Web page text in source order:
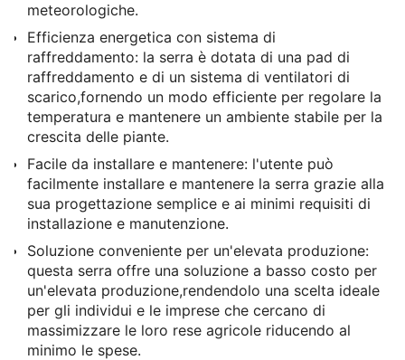
meteorologiche.
Efficienza energetica con sistema di
raffreddamento: la serra è dotata di una pad di
raffreddamento e di un sistema di ventilatori di
scarico,fornendo un modo efficiente per regolare la
temperatura e mantenere un ambiente stabile per la
crescita delle piante.
Facile da installare e mantenere: l'utente può
facilmente installare e mantenere la serra grazie alla
sua progettazione semplice e ai minimi requisiti di
installazione e manutenzione.
Soluzione conveniente per un'elevata produzione:
questa serra offre una soluzione a basso costo per
un'elevata produzione,rendendolo una scelta ideale
per gli individui e le imprese che cercano di
massimizzare le loro rese agricole riducendo al
minimo le spese.